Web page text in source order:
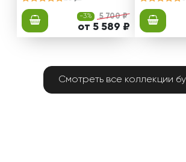
-3% 5 700 ₽
от 5 589 ₽
Смотреть все коллекции